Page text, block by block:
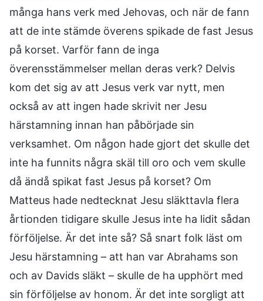
många hans verk med Jehovas, och när de fann
att de inte stämde överens spikade de fast Jesus
på korset. Varför fann de inga
överensstämmelser mellan deras verk? Delvis
kom det sig av att Jesus verk var nytt, men
också av att ingen hade skrivit ner Jesu
härstamning innan han påbörjade sin
verksamhet. Om någon hade gjort det skulle det
inte ha funnits några skäl till oro och vem skulle
då ändå spikat fast Jesus på korset? Om
Matteus hade nedtecknat Jesu släkttavla flera
årtionden tidigare skulle Jesus inte ha lidit sådan
förföljelse. Är det inte så? Så snart folk läst om
Jesu härstamning – att han var Abrahams son
och av Davids släkt – skulle de ha upphört med
sin förföljelse av honom. Är det inte sorgligt att